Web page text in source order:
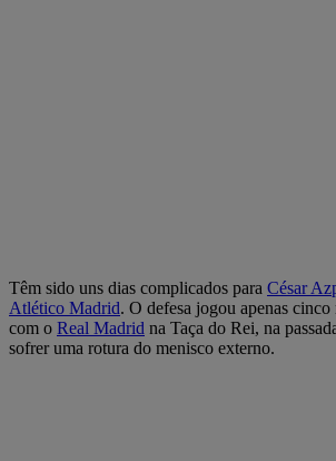
Têm sido uns dias complicados para César
Atlético Madrid. O defesa jogou apenas
com o Real Madrid na Taça do Rei, na
sofrer uma rotura do menisco externo.